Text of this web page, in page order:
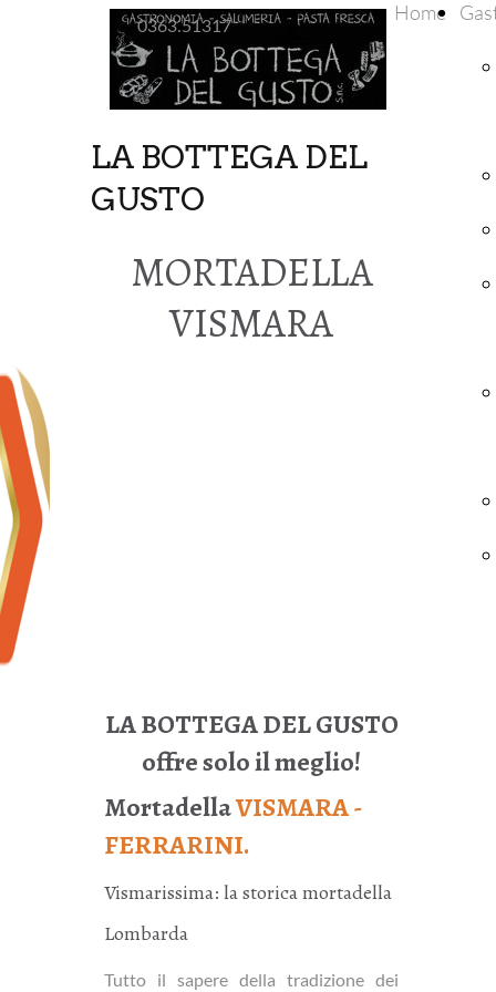
0363.51317
LA BOTTEGA DEL
GUSTO
Home
MORTADELLA
VISMARA
LA BOTTEGA DEL GUSTO
offre solo il meglio!
MortadellaVISMARA -
FERRARINI.
Vismarissima: la storica mortadella
Lombarda
Tutto il sapere della tradizione dei